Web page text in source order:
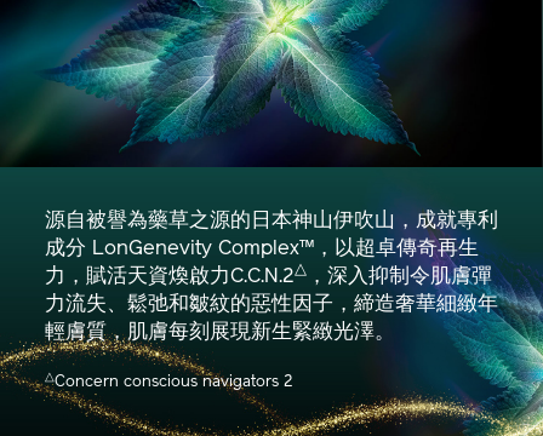
源自被譽為藥草之源的日本神山伊吹山，成就專利
成分 LonGenevity Complex™，以超卓傳奇再生
力，賦活天資煥啟力C.C.N.2△ ，深入抑制令肌膚彈
力流失、鬆弛和皺紋的惡性因子，締造奢華細緻年
輕膚質，肌膚每刻展現新生緊緻光澤。
△Concern conscious navigators 2